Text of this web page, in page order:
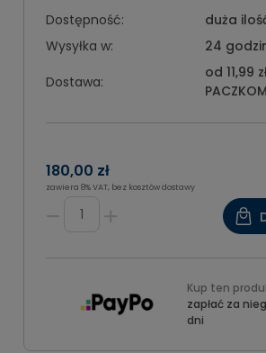
Dostępność:
duża
Wysyłka w:
24
Dostawa:
od 11,99
180,00 zł
zawiera 8% VAT, bez kosztów dostawy
Kup ten
zapłać za
dni